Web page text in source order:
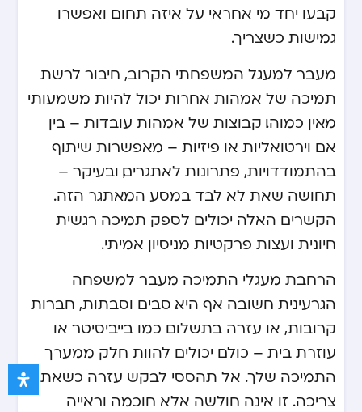
קבעו יחד מי אחראי על איזה תחום ואפשרו
גמישות כשצריך.
מעבר למעגל המשפחתי הקרוב, חיבור לרשת
תמיכה של אמהות אחרות יכול להיות משמעותי
מאין כמוהו. קבוצות של אמהות עובדות – בין
אם וירטואליות או פיזיות – מאפשרות שיתוף
בהתמודדויות, פתרונות לאתגרים, ובעיקר –
תחושה שאת לא לבד במסע המאתגר הזה.
הקשרים האלה יכולים לספק תמיכה רגשית
חיונית ועצות פרקטיות מניסיון אמיתי.
הרחבת מעגלי התמיכה מעבר למשפחה
הגרעינית חשובה אף היא. סבים וסבתות, חברות
קרובות, או עזרה בתשלום כמו בייביסיטר או
עוזרת בית – כולם יכולים להוות חלק ממערך
התמיכה שלך. אל תהססי לבקש עזרה כשאת
צריכה. זו אינה חולשה אלא חוכמה וראייה